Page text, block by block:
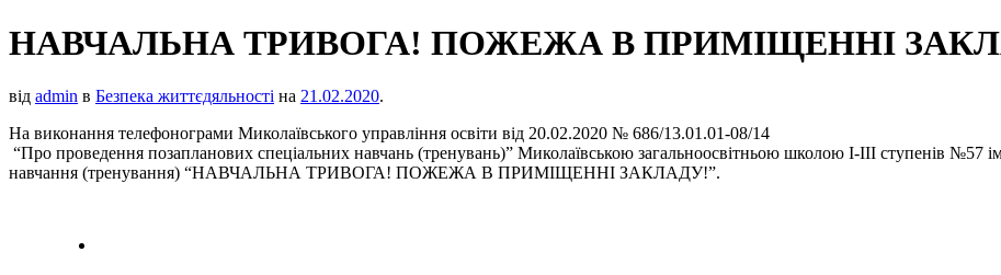
НАВЧАЛЬНА ТРИВОГА! ПОЖЕЖА В ПРИМІЩЕННІ
від admin в Безпека життєдяльності на 21.02.2020.
На виконання телефонограми Миколаївського управління освіти від 20.02.2020 № 686/13.01.01-08/14
“Про проведення позапланових спеціальних навчань (тренувань)” Миколаївською загальноосвітньою школою І-ІІІ ступенів №57
навчання (тренування) “НАВЧАЛЬНА ТРИВОГА! ПОЖЕЖА В ПРИМІЩЕННІ ЗАКЛАДУ!”.